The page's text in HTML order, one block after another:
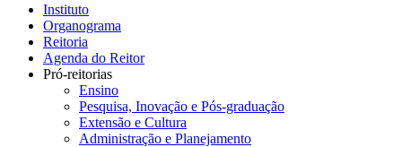
Instituto
Organograma
Reitoria
Agenda do Reitor
Pró-reitorias
Ensino
Pesquisa, Inovação e Pós-graduação
Extensão e Cultura
Administração e Planejamento